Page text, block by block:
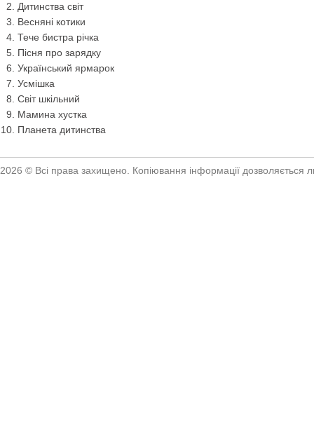
Дитинства світ
Весняні котики
Тече бистра річка
Пісня про зарядку
Український ярмарок
Усмішка
Світ шкільний
Мамина хустка
Планета дитинства
2026 © Всі права захищено. Копіювання інформації дозволяється